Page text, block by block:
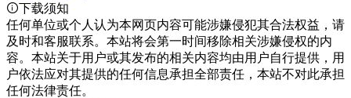
下载须知
任何单位或个人认为本网页内容可能涉嫌侵犯其合法权益，请
及时和客服联系。本站将会第一时间移除相关涉嫌侵权的内
容。本站关于用户或其发布的相关内容均由用户自行提供，用
户依法应对其提供的任何信息承担全部责任，本站不对此承担
任何法律责任。